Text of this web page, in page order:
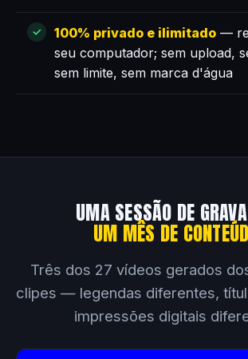
100% privado e ilimitado —
seu computador; sem upload,
sem limite, sem marca d'água
UMA SESSÃO DE
UM MÊS DE
Três dos 27 vídeos gerados
clipes — legendas diferentes,
impressões digitais